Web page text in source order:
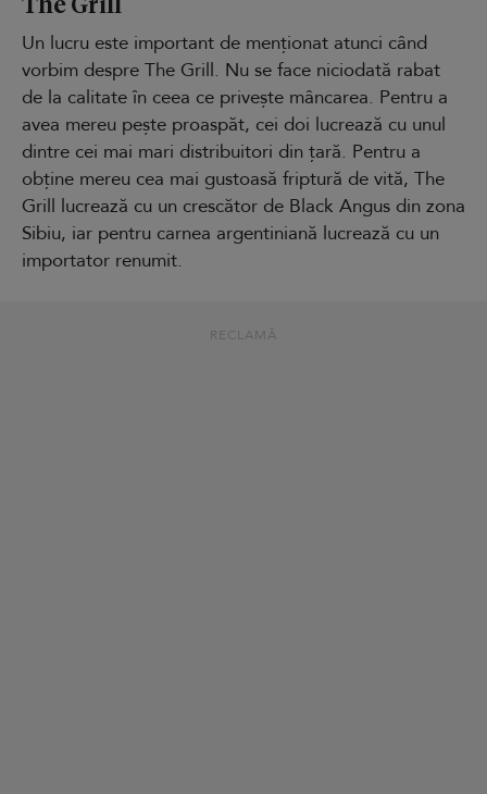
Un lucru este important de menționat atunci când
vorbim despre The Grill. Nu se face niciodată rabat
de la calitate în ceea ce privește mâncarea. Pentru a
avea mereu pește proaspăt, cei doi lucrează cu unul
dintre cei mai mari distribuitori din țară. Pentru a
obține mereu cea mai gustoasă friptură de vită, The
Grill lucrează cu un crescător de Black Angus din zona
Sibiu, iar pentru carnea argentiniană lucrează cu un
importator renumit.
RECLAMĂ